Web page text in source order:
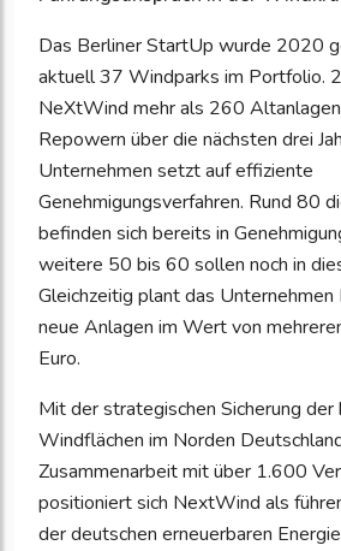
Das Berliner StartUp wurde 2020
aktuell 37 Windparks im Portfolio.
NeXtWind mehr als 260
Repowern über die nächsten drei
Unternehmen setzt auf effiziente
Genehmigungsverfahren. Rund 80
befinden sich bereits in
weitere 50 bis 60 sollen noch in
Gleichzeitig plant das Unternehmen
neue Anlagen im Wert von
Euro.
Mit der strategischen Sicherung der
Windflächen im Norden
Zusammenarbeit mit über 1.600
positioniert sich NextWind als
der deutschen erneuerbaren